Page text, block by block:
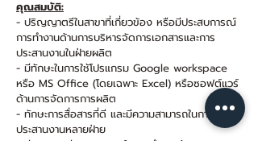
คุณสมบัติ:
- ปริญญาตรีในสาขาที่เกี่ยวข้อง หรือมีประสบการณ์
การทำงานด้านการบริหารจัดการเอกสารและการ
ประสานงานในฝ่ายผลิต
- มีทักษะในการใช้โปรแกรม Google workspace
หรือ MS Office (โดยเฉพาะ Excel) หรือซอฟต์แวร์
ด้านการจัดการการผลิต
- ทักษะการสื่อสารที่ดี และมีความสามารถในการ
ประสานงานหลายฝ่าย
- มีความละเอียดรอบคอบในการทำงานด้านเอกสาร